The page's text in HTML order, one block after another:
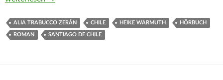
ALIA TRABUCCO ZERÁN CHILE HEIKE WARMUTH HÖRBUCH
ROMAN SANTIAGO DE CHILE